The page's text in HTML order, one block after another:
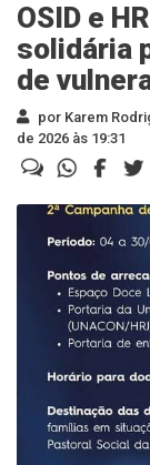
OSID e
solidária
de
por Karem
de 2026 às 19:31